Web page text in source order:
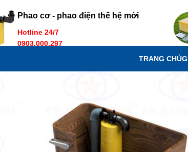
Phao cơ - phao điện thế hệ mới
Hotline 24/7
0903.000.297
TRANG CHỦ